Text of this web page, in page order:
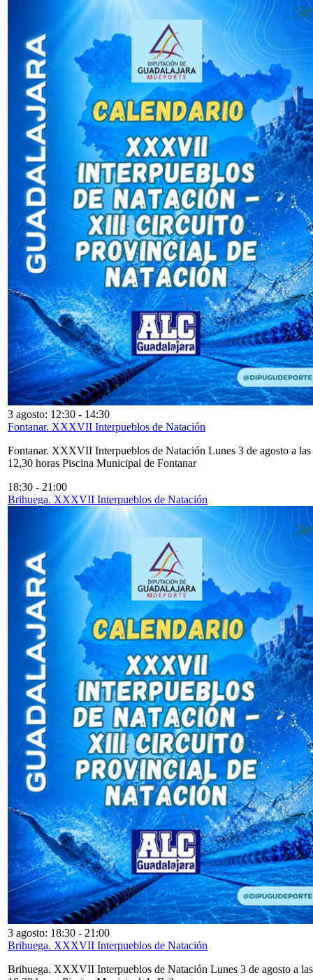
3 agosto: 12:30 - 14:30
Fontanar. XXXVII Interpueblos de Natación
Fontanar. XXXVII Interpueblos de Natación Lunes 3 de agosto a las
12,30 horas Piscina Municipal de Fontanar
18:30 - 21:00
Brihuega. XXXVII Interpueblos de Natación
3 agosto: 18:30 - 21:00
Brihuega. XXXVII Interpueblos de Natación
Brihuega. XXXVII Interpueblos de Natación Lunes 3 de agosto a las